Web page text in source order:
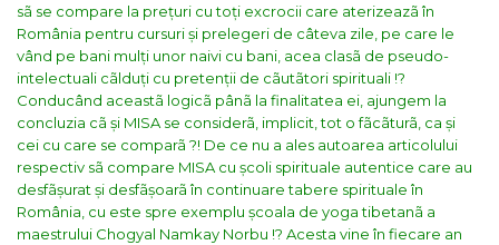
sã se compare la prețuri cu toți excrocii care aterizeazã în
România pentru cursuri și prelegeri de câteva zile, pe care le
vând pe bani mulți unor naivi cu bani, acea clasã de pseudo-
intelectuali cãlduți cu pretenții de cãutãtori spirituali !?
Conducând aceastã logicã pânã la finalitatea ei, ajungem la
concluzia cã și MISA se considerã, implicit, tot o fãcãturã, ca și
cei cu care se comparã ?! De ce nu a ales autoarea articolului
respectiv sã compare MISA cu școli spirituale autentice care au
desfãșurat și desfãșoarã în continuare tabere spirituale în
România, cu este spre exemplu școala de yoga tibetanã a
maestrului Chogyal Namkay Norbu !? Acesta vine în fiecare an